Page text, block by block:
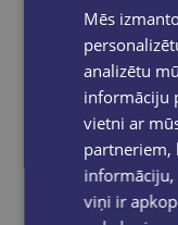
Mēs
analizētu
informāciju
vietni ar
partneriem,
informāciju,
viņi ir